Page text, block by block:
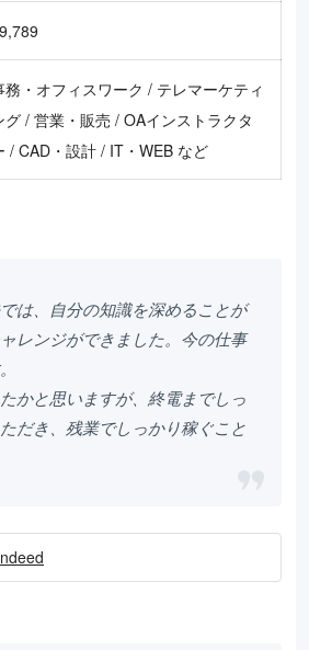
務・オフィスワーク / テレマーケティ
グ / 営業・販売 / OAインストラクタ
/ CAD・設計 / IT・WEB など
は、自分の知識を深めることが
レンジができました。今の仕事
かと思いますが、終電までしっ
だき、残業でしっかり稼ぐこと